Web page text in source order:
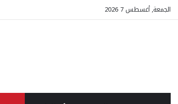
الجمعة, أغسطس 7 2026